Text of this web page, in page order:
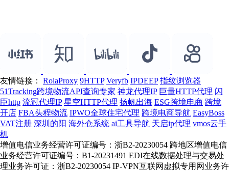
友情链接： RolaProxy 9HTTP Veryfb IPDEEP 指纹浏览器
51Tracking跨境物流API查询专家 神龙代理IP 巨量HTTP代理 闪
臣http 流冠代理IP 星空HTTP代理 扬帆出海 ESG跨境电商 跨境
开店 FBA头程物流 IPWO全球住宅代理 跨境电商导航 EasyBoss
VAT注册 深圳的阳 海外仓系统 ai工具导航 天启ip代理 vmos云手
机
增值电信业务经营许可证编号：浙B2-20230054 跨地区增值电信
业务经营许可证编号：B1-20231491 EDI在线数据处理与交易处
理业务许可证：浙B2-20230054 IP-VPN互联网虚拟专用网业务许